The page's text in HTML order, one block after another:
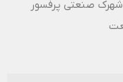
- تهران، شهرک صنعتی پرفسور